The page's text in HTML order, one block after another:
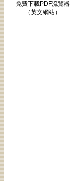
免費下載PDF流覽器
（英文網站）